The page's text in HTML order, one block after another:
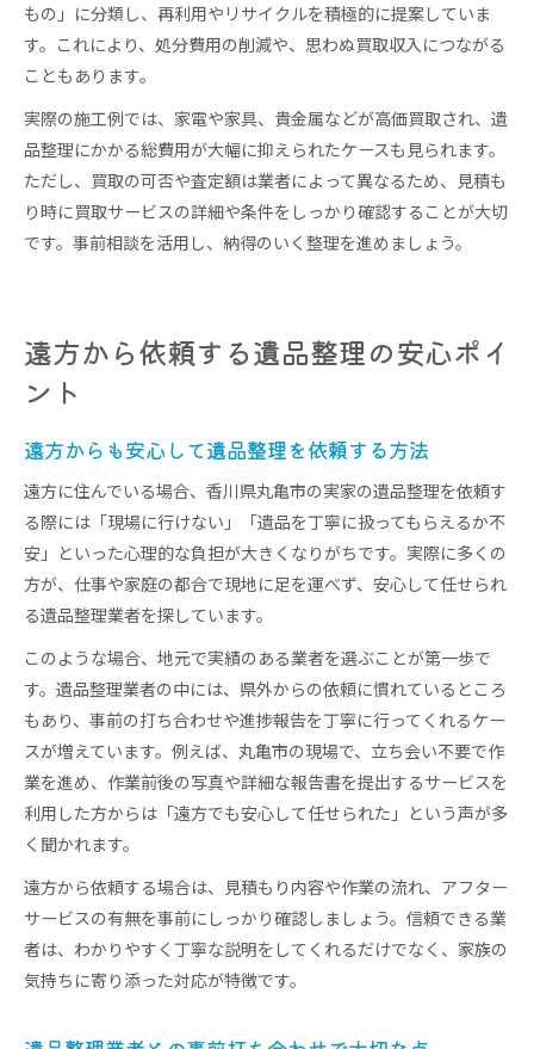
もの」に分類し、再利用やリサイクルを積極的に提案していま
す。これにより、処分費用の削減や、思わぬ買取収入につながる
こともあります。
実際の施工例では、家電や家具、貴金属などが高価買取され、遺
品整理にかかる総費用が大幅に抑えられたケースも見られます。
ただし、買取の可否や査定額は業者によって異なるため、見積も
り時に買取サービスの詳細や条件をしっかり確認することが大切
です。事前相談を活用し、納得のいく整理を進めましょう。
遠方から依頼する遺品整理の安心ポイ
ント
遠方からも安心して遺品整理を依頼する方法
遠方に住んでいる場合、香川県丸亀市の実家の遺品整理を依頼す
る際には「現場に行けない」「遺品を丁寧に扱ってもらえるか不
安」といった心理的な負担が大きくなりがちです。実際に多くの
方が、仕事や家庭の都合で現地に足を運べず、安心して任せられ
る遺品整理業者を探しています。
このような場合、地元で実績のある業者を選ぶことが第一歩で
す。遺品整理業者の中には、県外からの依頼に慣れているところ
もあり、事前の打ち合わせや進捗報告を丁寧に行ってくれるケー
スが増えています。例えば、丸亀市の現場で、立ち会い不要で作
業を進め、作業前後の写真や詳細な報告書を提出するサービスを
利用した方からは「遠方でも安心して任せられた」という声が多
く聞かれます。
遠方から依頼する場合は、見積もり内容や作業の流れ、アフター
サービスの有無を事前にしっかり確認しましょう。信頼できる業
者は、わかりやすく丁寧な説明をしてくれるだけでなく、家族の
気持ちに寄り添った対応が特徴です。